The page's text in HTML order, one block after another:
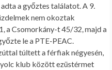
a győztes találatot. A 9.
nem okoztak
a Csomorkány-t 45/32, majd a
le a PTE-PEAC.
túltett a férfiak négyesén,
klub között ezüstérmet